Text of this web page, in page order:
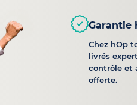
Garantie
Chez hOp
livrés
contrôle et
offerte.